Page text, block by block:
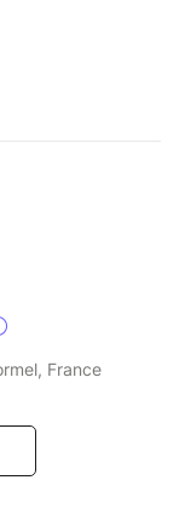
France